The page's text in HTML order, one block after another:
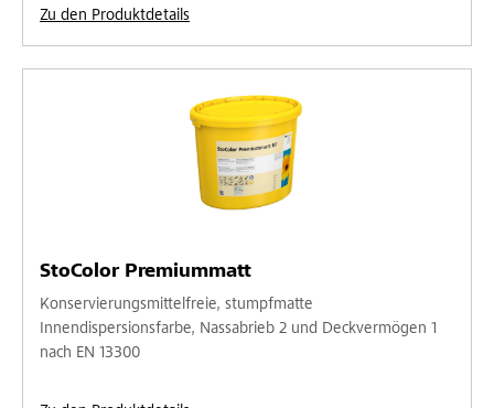
Zu den Produktdetails
StoColor Premiummatt
Konservierungsmittelfreie, stumpfmatte
Innendispersionsfarbe, Nassabrieb 2 und Deckvermögen 1
nach EN 13300